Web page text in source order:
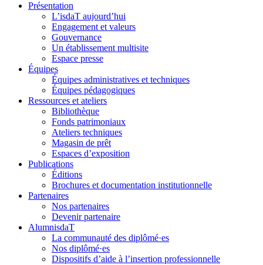
Présentation
L’isdaT aujourd’hui
Engagement et valeurs
Gouvernance
Un établissement multisite
Espace presse
Équipes
Équipes administratives et techniques
Équipes pédagogiques
Ressources et ateliers
Bibliothèque
Fonds patrimoniaux
Ateliers techniques
Magasin de prêt
Espaces d’exposition
Publications
Éditions
Brochures et documentation institutionnelle
Partenaires
Nos partenaires
Devenir partenaire
AlumnisdaT
La communauté des diplômé·es
Nos diplômé·es
Dispositifs d’aide à l’insertion professionnelle